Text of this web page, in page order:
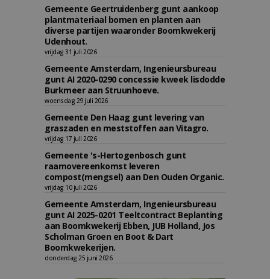
Gemeente Geertruidenberg gunt aankoop
plantmateriaal bomen en planten aan
diverse partijen waaronder Boomkwekerij
Udenhout.
vrijdag 31 juli 2026
Gemeente Amsterdam, Ingenieursbureau
gunt AI 2020-0290 concessie kweek lisdodde
Burkmeer aan Struunhoeve.
woensdag 29 juli 2026
Gemeente Den Haag gunt levering van
graszaden en meststoffen aan Vitagro.
vrijdag 17 juli 2026
Gemeente 's-Hertogenbosch gunt
raamovereenkomst leveren
compost(mengsel) aan Den Ouden Organic.
vrijdag 10 juli 2026
Gemeente Amsterdam, Ingenieursbureau
gunt AI 2025-0201 Teeltcontract Beplanting
aan Boomkwekerij Ebben, JUB Holland, Jos
Scholman Groen en Boot & Dart
Boomkwekerijen.
donderdag 25 juni 2026